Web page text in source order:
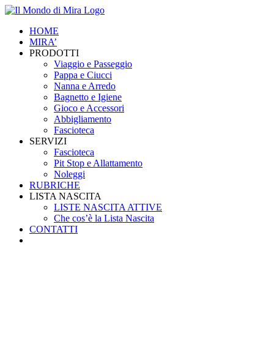
Salta
contenutoHOME
MIRA’
PRODOTTI
Viaggio e Passeggio
Pappa e Ciucci
Nanna e Arredo
Bagnetto e Igiene
Gioco e Accessori
Abbigliamento
Fascioteca
SERVIZI
Fascioteca
Pit Stop e Allattamento
Noleggi
RUBRICHE
LISTA NASCITA
LISTE NASCITA ATTIVE
Che cos’è la Lista Nascita
CONTATTI